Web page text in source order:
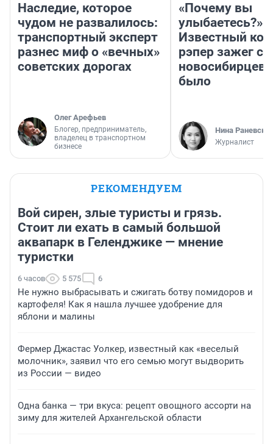
Наследие, которое
чудом не развалилось:
транспортный эксперт
разнес миф о «вечных»
советских дорогах
Олег Арефьев
Блогер, предприниматель,
владелец в транспортном
бизнесе
«Почему вы
улыбаетесь?»
Известный
рэпер зажег с
новосибирцев:
было
Нина
Журналист
РЕКОМЕНДУЕМ
Вой сирен, злые туристы и грязь.
Стоит ли ехать в самый большой
аквапарк в Геленджике — мнение
туристки
6 часов 5 575 6
Не нужно выбрасывать и сжигать ботву помидоров и
картофеля! Как я нашла лучшее удобрение для
яблони и малины
Фермер Джастас Уолкер, известный как «веселый
молочник», заявил что его семью могут выдворить
из России — видео
Одна банка — три вкуса: рецепт овощного ассорти на
зиму для жителей Архангельской области